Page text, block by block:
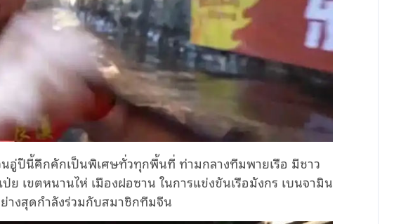
นอู่ปีนี้คึกคักเป็นพิเศษทั่วทุกพื้นที่ ท่ามกลางทีมพายเรือ มีชาว
ย เขตหนานไห่ เมืองฝอซาน ในการแข่งขันเรือมังกร เบนจามิน
างสุดกำลังร่วมกับสมาชิกทีมจีน